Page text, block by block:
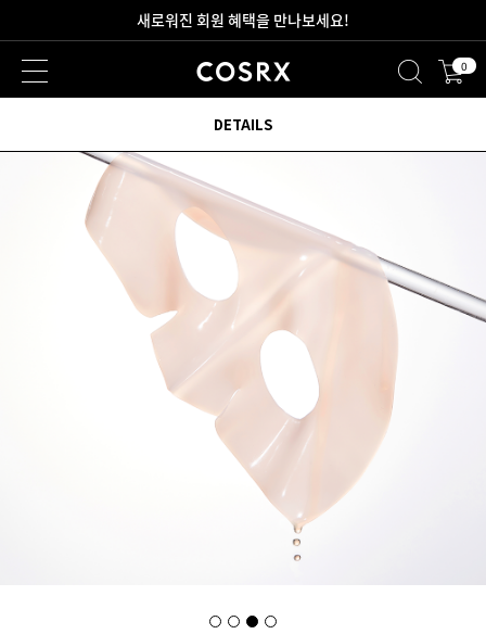
2만원 이상 무료 배송
새로워진 회원 혜택을 만나보세요! 0
DETAILS